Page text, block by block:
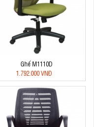
Ghế M1110D
1.792.000 VNĐ